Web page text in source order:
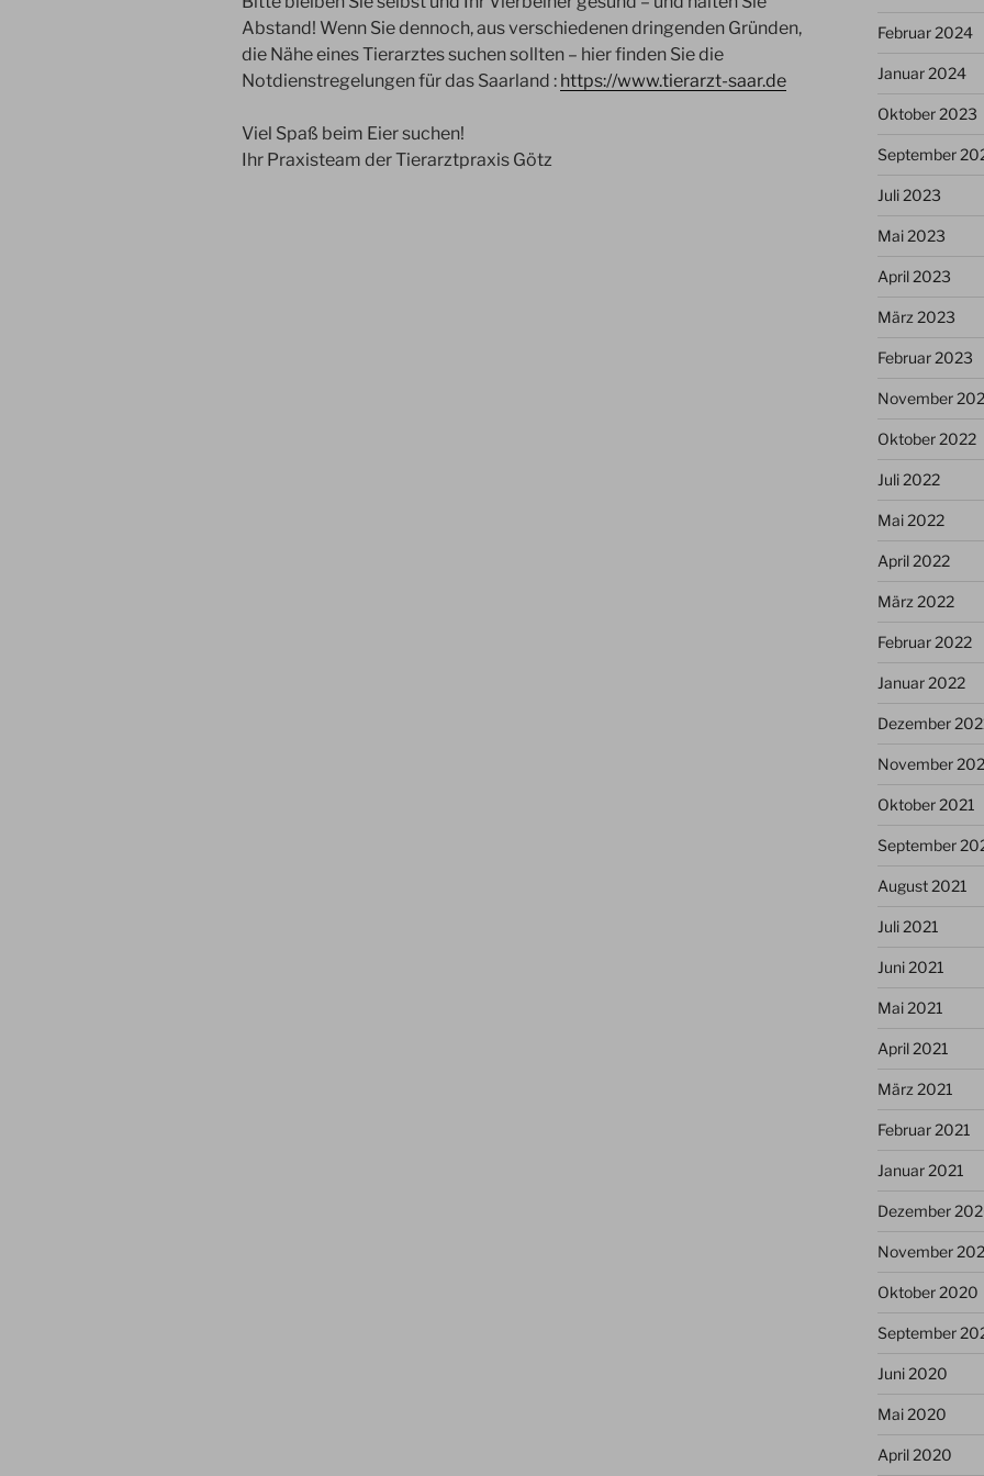
Abstand! Wenn Sie dennoch, aus verschiedenen dringenden Gründen,
die Nähe eines Tierarztes suchen sollten – hier finden Sie die
Notdienstregelungen für das Saarland : https://www.tierarzt-saar.de
Viel Spaß beim Eier suchen!
Ihr Praxisteam der Tierarztpraxis Götz
Februar 2024
Januar 2024
Oktober 2023
September
Juli 2023
Mai 2023
April 2023
März 2023
Februar 2023
November
Oktober 2022
Juli 2022
Mai 2022
April 2022
März 2022
Februar 2022
Januar 2022
Dezember
November
Oktober 2021
September
August 2021
Juli 2021
Juni 2021
Mai 2021
April 2021
März 2021
Februar 2021
Januar 2021
Dezember
November
Oktober 2020
September
Juni 2020
Mai 2020
April 2020